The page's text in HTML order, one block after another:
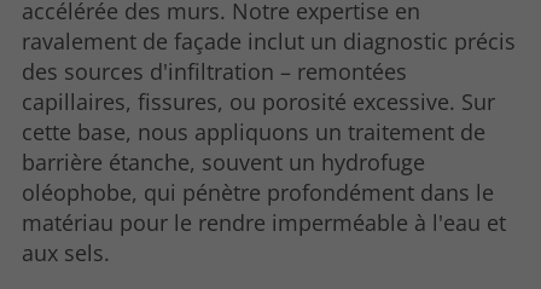
accélérée des murs. Notre expertise en
ravalement de façade inclut un diagnostic précis
des sources d'infiltration – remontées
capillaires, fissures, ou porosité excessive. Sur
cette base, nous appliquons un traitement de
barrière étanche, souvent un hydrofuge
oléophobe, qui pénètre profondément dans le
matériau pour le rendre imperméable à l'eau et
aux sels.